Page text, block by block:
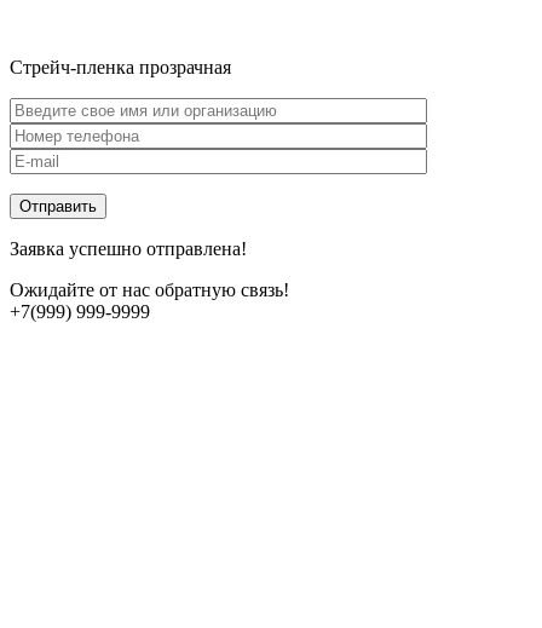
Стрейч-пленка прозрачная
Заявка успешно отправлена!
Ожидайте от нас обратную связь!
+7(999) 999-9999